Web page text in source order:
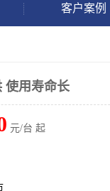
客户案例
使用寿命长
元/台 起